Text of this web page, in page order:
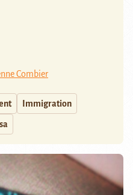
Combier
Immigration